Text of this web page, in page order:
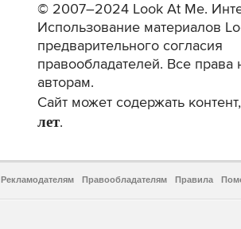
© 2007–2024 Look At Me.
Использование материалов
предварительного согласия
правообладателей. Все права
авторам.
Сайт может содержать
лет.
Рекламодателям Правообладателям Правила